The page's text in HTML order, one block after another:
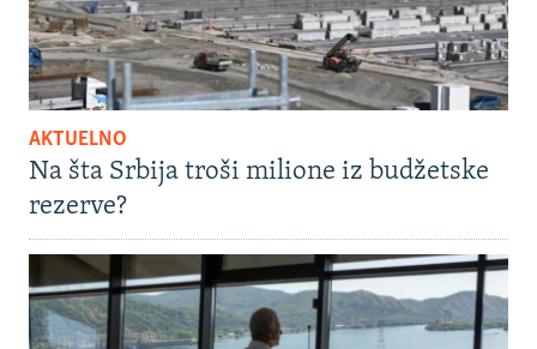
AKTUELNO
Na šta Srbija troši milione iz budžetske
rezerve?